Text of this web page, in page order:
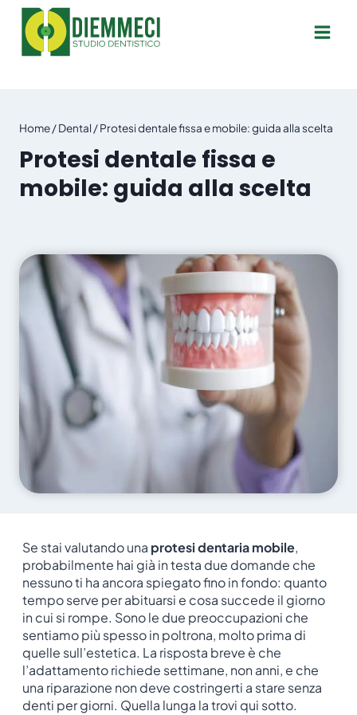
Salta
contenuto
Home/Dental /Protesi dentale fissa e mobile: guida alla scelta
Protesi dentale fissa e
mobile: guida alla scelta
Se stai valutando una protesi dentaria mobile,
probabilmente hai già in testa due domande che
nessuno ti ha ancora spiegato fino in fondo: quanto
tempo serve per abituarsi e cosa succede il giorno
in cui si rompe. Sono le due preoccupazioni che
sentiamo più spesso in poltrona, molto prima di
quelle sull’estetica. La risposta breve è che
l’adattamento richiede settimane, non anni, e che
una riparazione non deve costringerti a stare senza
denti per giorni. Quella lunga la trovi qui sotto.